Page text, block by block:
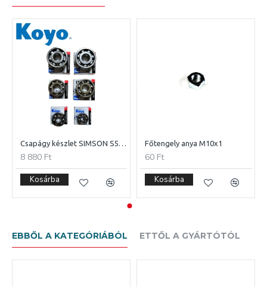
Csapágy készlet SIMSON S50 /KOYO/ 6db-os
8 880 Ft
Kosárba
Főtengely anya M10x1
60 Ft
Kosárba
EBBŐL A KATEGÓRIÁBÓL ETTŐL A GYÁRTÓTÓL